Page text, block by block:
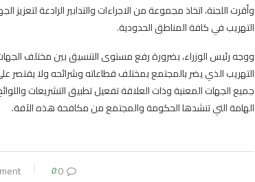
وأقرت اللجنة، اتخاذ مجموعة من الاجراءات والتدابير الرادعة
التهريب في كافة المناطق الحدودية.
ووجه رئيس الوزراء، بضرورة رفع مستوى التنسيق بين مختلف
التهريب الذي يضر بالمجتمع بمختلف قطاعاته وشرائحه ولا
جميع الجهات المعنية وذات العلاقة تفعيل تطبيق التشريعات
الهامة التي تنشدها الحكومة والمجتمع من مكافحة هذه الآفة.
0 comment
0